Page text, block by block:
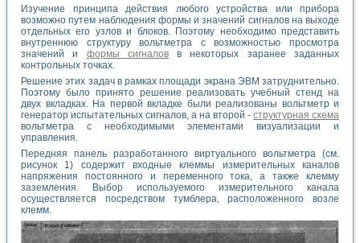
Изучение принципа действия любого устройства или прибора
возможно путем наблюдения формы и значений сигналов на выходе
отдельных его узлов и блоков. Поэтому необходимо представить
внутреннюю структуру вольтметра с возможностью просмотра
значений и формы сигналовв некоторых заранее заданных
контрольных точках.
Решение этих задач в рамках площади экрана ЭВМ затруднительно.
Поэтому было принято решение реализовать учебный стенд на
двух вкладках. На первой вкладке были реализованы вольтметр и
генератор испытательных сигналов, а на второй - структурная схема
вольтметра с необходимыми элементами визуализации и
управления.
Передняя панель разработанного виртуального вольтметра (см.
рисунок 1) содержит входные клеммы измерительных каналов
напряжения постоянного и переменного тока, а также клемму
заземления. Выбор используемого измерительного канала
осуществляется посредством тумблера, расположенного возле
клемм.